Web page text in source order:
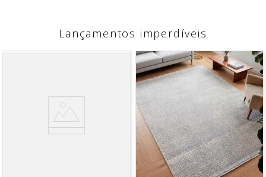
Lançamentos imperdíveis